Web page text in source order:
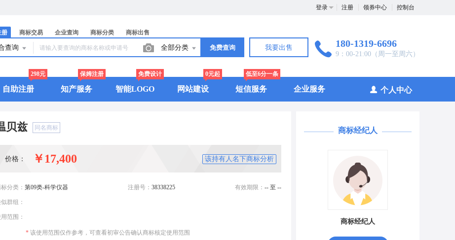
登录 注册 领券中心 控制台
册 商标交易 企业查询 商标分类 商标出售
查询 全部分类 免费查询 我要出售 180-1319-6696
9：00-21:00（周一至周六）
自助注册
298元
知产服务
保姆注册
智能LOGO
免费设计
网站建设
0元起
短信服务
低至6分一条
企业服务 个人中心
贝兹 同名商标
价格： ￥17,400 该持有人名下商标分析
分类： 第09类-科学仪器 注册号： 38338225 有效期限： -- 至 --
群组：
范围：
* 该使用范围仅作参考，可查看初审公告确认商标核定使用范围
商标经纪人
商标经纪人